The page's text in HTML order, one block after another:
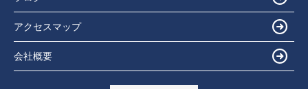
アクセスマップ
会社概要